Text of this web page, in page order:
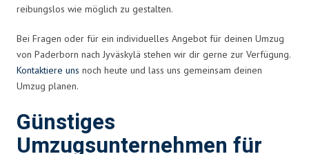
reibungslos wie möglich zu gestalten.
Bei Fragen oder für ein individuelles Angebot für deinen Umzug
von Paderborn nach Jyväskylä stehen wir dir gerne zur Verfügung.
Kontaktiere uns noch heute und lass uns gemeinsam deinen
Umzug planen.
Günstiges
Umzugsunternehmen für